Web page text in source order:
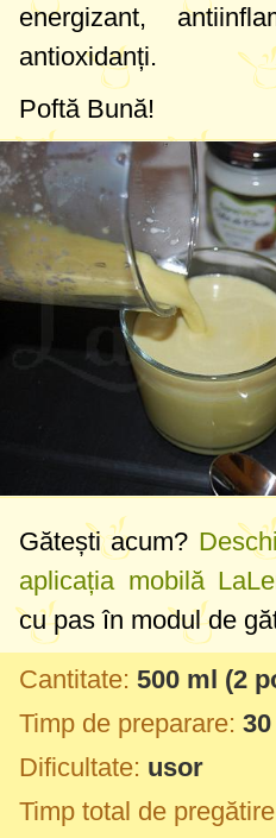
energizant,
antioxidanți.
Poftă Bună!
Gătești acum?
aplicația mobilă
cu pas în modul de
Cantitate: 500 ml (2
Timp de preparare:
Dificultate: usor
Timp total de